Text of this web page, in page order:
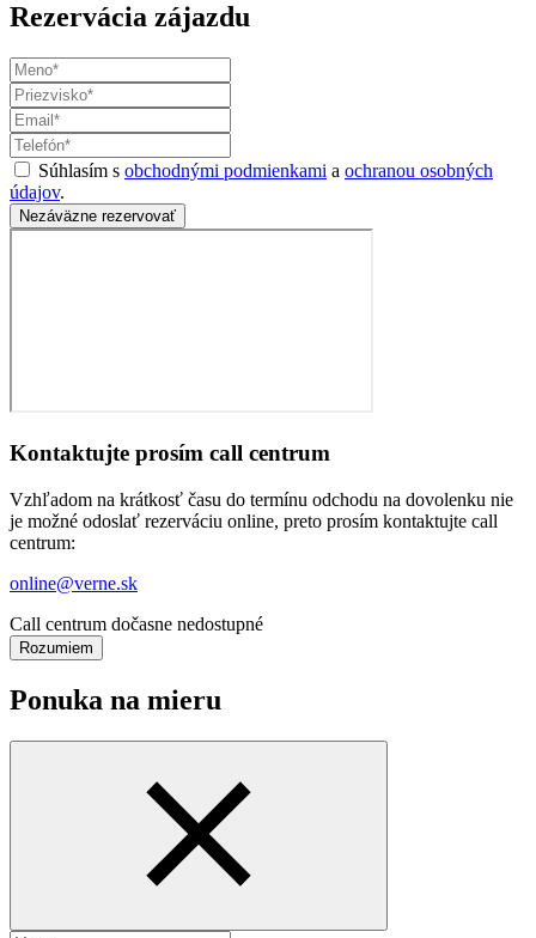
Rezervácia zájazdu
Súhlasím s obchodnými podmienkami a ochranou osobných
údajov.
Nezáväzne rezervovať
Kontaktujte prosím call centrum
Vzhľadom na krátkosť času do termínu odchodu na dovolenku nie
je možné odoslať rezerváciu online, preto prosím kontaktujte call
centrum:
online@verne.sk
Call centrum dočasne nedostupné
Rozumiem
Ponuka na mieru